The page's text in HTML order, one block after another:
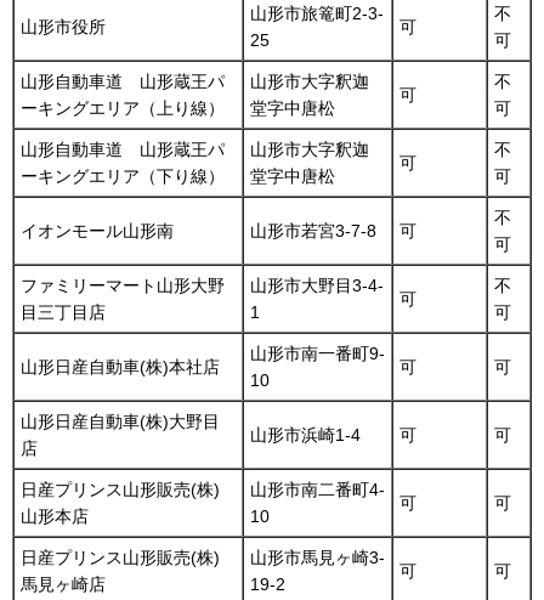
山形市役所
山形市旅篭町2-3-
25
可
不
可
山形自動車道 山形蔵王パ
ーキングエリア（上り線）
山形市大字釈迦
堂字中唐松
可
不
可
山形自動車道 山形蔵王パ
ーキングエリア（下り線）
山形市大字釈迦
堂字中唐松
可
不
可
イオンモール山形南 山形市若宮3-7-8 可
不
可
ファミリーマート山形大野
目三丁目店
山形市大野目3-4-
1
可
不
可
山形日産自動車(株)本社店
山形市南一番町9-
10
可 可
山形日産自動車(株)大野目
店
山形市浜崎1-4 可 可
日産プリンス山形販売(株)
山形本店
山形市南二番町4-
10
可 可
日産プリンス山形販売(株)
馬見ヶ崎店
山形市馬見ヶ崎3-
19-2
可 可